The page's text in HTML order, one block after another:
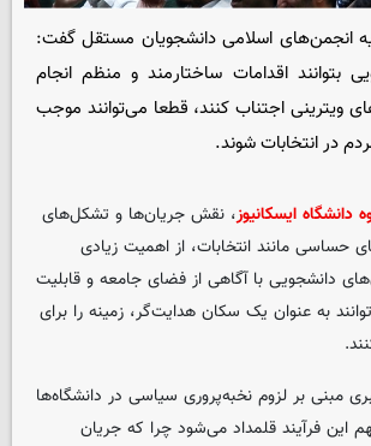
انجمن‌های اسلامی دانشجویان مستقل گفت:
بتوانند اقدامات ساختارمند و منظم انجام
ویترینی اجتناب کنند، قطعا می‌توانند موجب
در انتخابات شوند.
دانشگاه ایسکانیوز، نقش جریان‌ها و تشکل‌های
حساسی مانند انتخابات، از اهمیت زیادی
دانشجویی با آگاهی از فضای جامعه و قابلیت
به عنوان یک سکان هدایت‌گر، زمینه را برای
مبنی بر لزوم نخبه‌پروری سیاسی در دانشگاه‌ها
این فرآیند قلمداد می‌شود چرا که جریان